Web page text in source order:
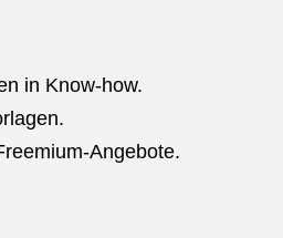
in Know-how.
Angebote.